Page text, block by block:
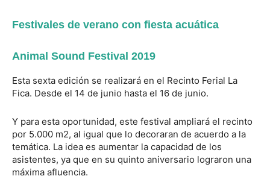
Festivales de verano con fiesta acuática
Animal Sound Festival 2019
Esta sexta edición se realizará en el Recinto Ferial La
Fica. Desde el 14 de junio hasta el 16 de junio.
Y para esta oportunidad, este festival ampliará el recinto
por 5.000 m2, al igual que lo decoraran de acuerdo a la
temática. La idea es aumentar la capacidad de los
asistentes, ya que en su quinto aniversario lograron una
máxima afluencia.